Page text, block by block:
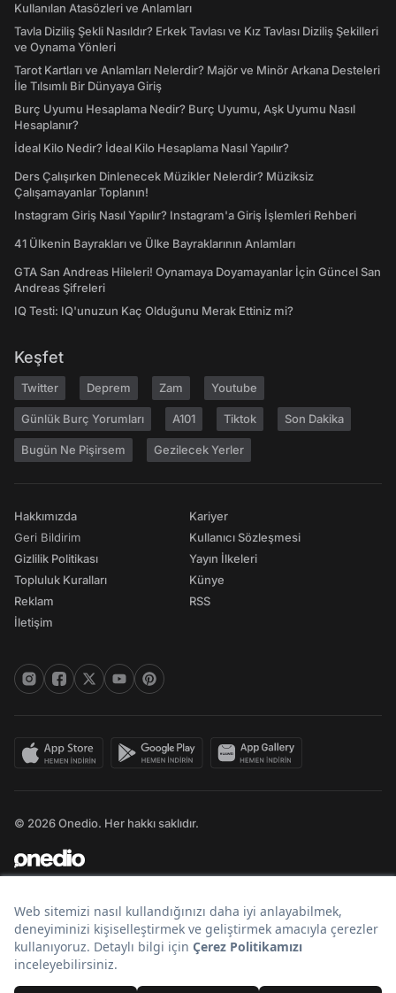
Kullanılan Atasözleri ve Anlamları
Tavla Diziliş Şekli Nasıldır? Erkek Tavlası ve Kız Tavlası Diziliş Şekilleri
ve Oynama Yönleri
Tarot Kartları ve Anlamları Nelerdir? Majör ve Minör Arkana Desteleri
İle Tılsımlı Bir Dünyaya Giriş
Burç Uyumu Hesaplama Nedir? Burç Uyumu, Aşk Uyumu Nasıl
Hesaplanır?
İdeal Kilo Nedir? İdeal Kilo Hesaplama Nasıl Yapılır?
Ders Çalışırken Dinlenecek Müzikler Nelerdir? Müziksiz
Çalışamayanlar Toplanın!
Instagram Giriş Nasıl Yapılır? Instagram'a Giriş İşlemleri Rehberi
41 Ülkenin Bayrakları ve Ülke Bayraklarının Anlamları
GTA San Andreas Hileleri! Oynamaya Doyamayanlar İçin Güncel San
Andreas Şifreleri
IQ Testi: IQ'unuzun Kaç Olduğunu Merak Ettiniz mi?
Keşfet
Twitter Deprem Zam Youtube
Günlük Burç Yorumları A101 Tiktok Son Dakika
Bugün Ne Pişirsem Gezilecek Yerler
Hakkımızda
Geri Bildirim
Gizlilik Politikası
Topluluk Kuralları
Reklam
İletişim
Kariyer
Kullanıcı Sözleşmesi
Yayın İlkeleri
Künye
RSS
© 2026 Onedio. Her hakkı saklıdır.
Bir markasıdır.